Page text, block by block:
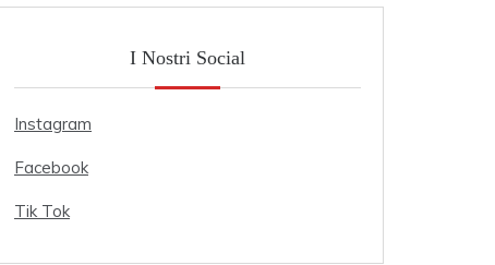
I Nostri Social
Instagram
Facebook
Tik Tok